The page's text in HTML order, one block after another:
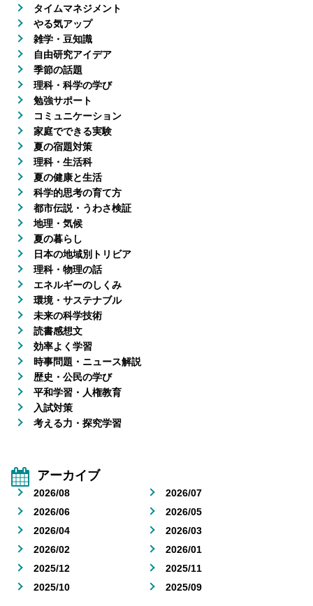
タイムマネジメント
やる気アップ
雑学・豆知識
自由研究アイデア
季節の話題
理科・科学の学び
勉強サポート
コミュニケーション
家庭でできる実験
夏の宿題対策
理科・生活科
夏の健康と生活
科学的思考の育て方
都市伝説・うわさ検証
地理・気候
夏の暮らし
日本の地域別トリビア
理科・物理の話
エネルギーのしくみ
環境・サステナブル
未来の科学技術
読書感想文
効率よく学習
時事問題・ニュース解説
歴史・公民の学び
平和学習・人権教育
入試対策
考える力・探究学習
アーカイブ
2026/08
2026/07
2026/06
2026/05
2026/04
2026/03
2026/02
2026/01
2025/12
2025/11
2025/10
2025/09